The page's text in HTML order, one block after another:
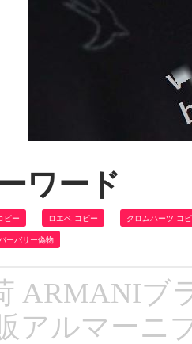
ワード
ピー ロエベ コピー クロムハーツ コ
バーバリー偽物
ARMANIブ
アルマーニ